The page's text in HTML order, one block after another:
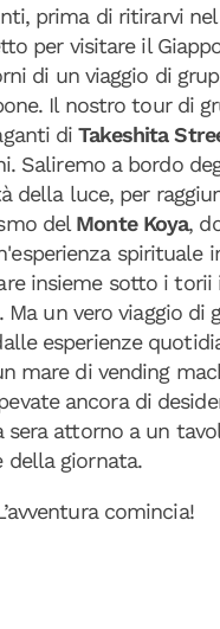
prima di ritirarvi
per visitare il
di un viaggio di
Il nostro tour di
diTakeshita
Saliremo a bordo
della luce, per
del Monte Koya,
spirituale
insieme sotto i torii
un vero viaggio di
esperienze
mare di vending
ancora di
sera attorno a un
della giornata.
comincia!